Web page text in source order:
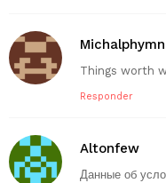
Michalphymn
Things worth
Responder
Altonfew
Данные об